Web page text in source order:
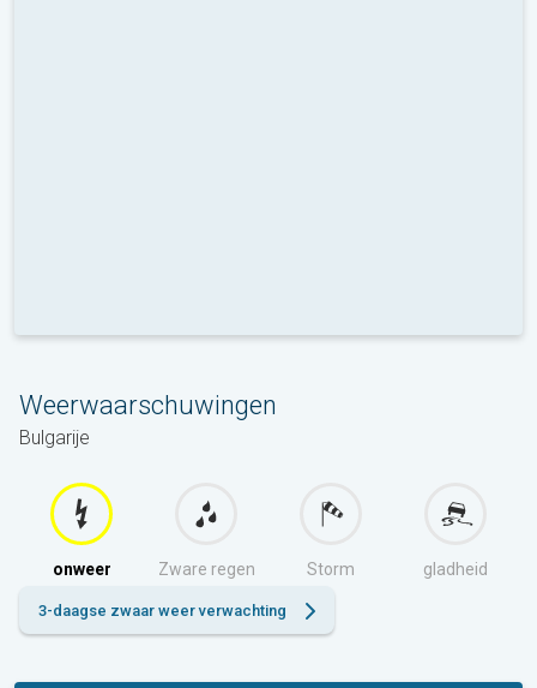
Weerwaarschuwingen
Bulgarije
onweer Zware regen Storm gladheid
3-daagse zwaar weer verwachting